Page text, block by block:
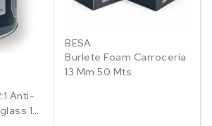
Anti-
1
BESA
Burlete Foam Carrocería
13 Mm 50 Mts